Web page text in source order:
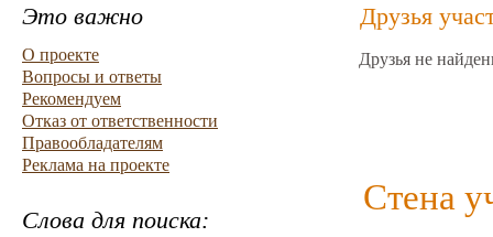
Это важно
О проекте
Вопросы и ответы
Рекомендуем
Отказ от ответственности
Правообладателям
Реклама на проекте
Слова для поиска:
Друзья
Друзья не
Стена